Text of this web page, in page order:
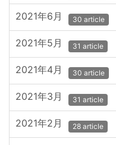
2021年6月 30 article
2021年5月 31 article
2021年4月 30 article
2021年3月 31 article
2021年2月 28 article